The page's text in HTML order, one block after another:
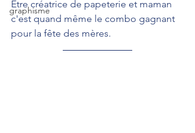
graphisme
Être créatrice de papeterie et maman
c'est quand même le combo gagnant
pour la fête des mères.